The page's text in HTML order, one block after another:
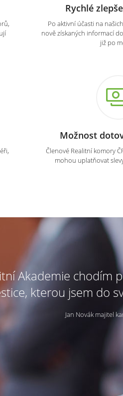
Rychlé
Po aktivní účasti na
nově získaných informací
již po
Možnost
Členové Realitní komory
mohou uplatňovat
Akademie chodím
kterou jsem do
Jan Novák majitel